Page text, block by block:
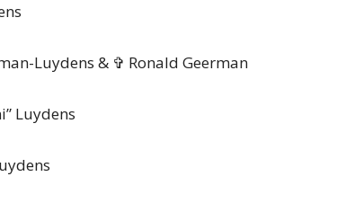
Luydens & ✞ Ronald Geerman
Luydens